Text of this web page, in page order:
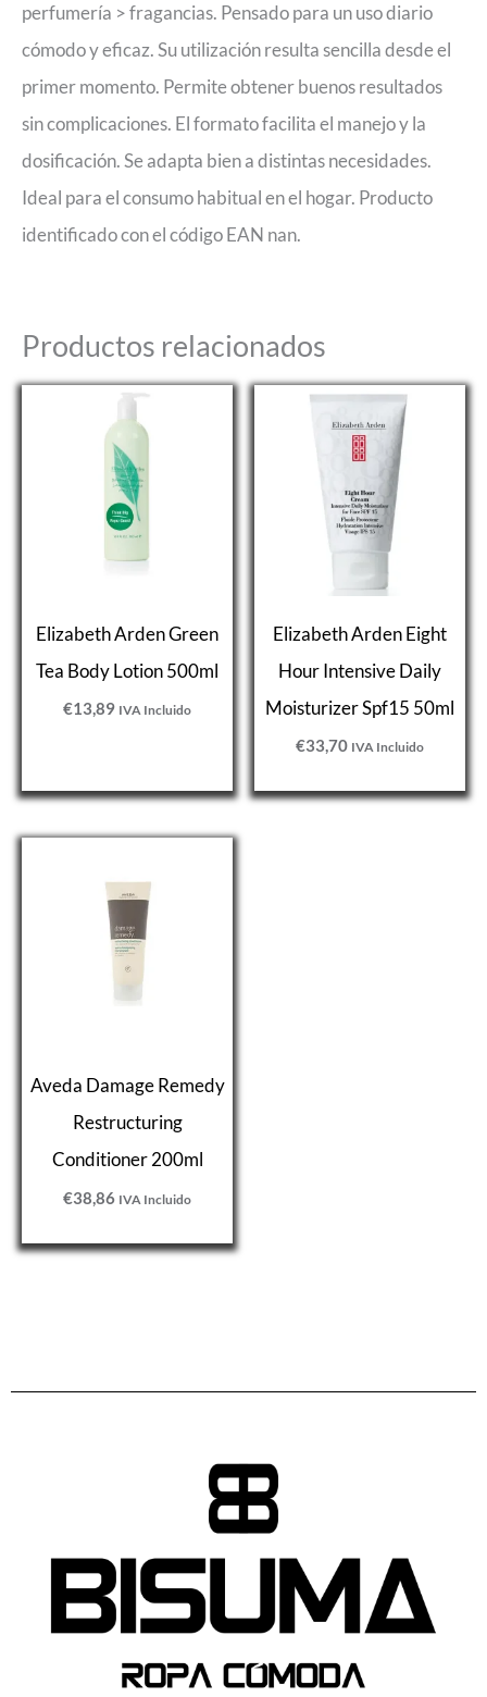
perfumería > fragancias. Pensado para un uso diario
cómodo y eficaz. Su utilización resulta sencilla desde el
primer momento. Permite obtener buenos resultados
sin complicaciones. El formato facilita el manejo y la
dosificación. Se adapta bien a distintas necesidades.
Ideal para el consumo habitual en el hogar. Producto
identificado con el código EAN nan.
Productos relacionados
Elizabeth Arden Green
Tea Body Lotion 500ml
€13,89 IVA Incluido
Elizabeth Arden Eight
Hour Intensive Daily
Moisturizer Spf15 50ml
€33,70 IVA Incluido
Aveda Damage Remedy
Restructuring
Conditioner 200ml
€38,86 IVA Incluido